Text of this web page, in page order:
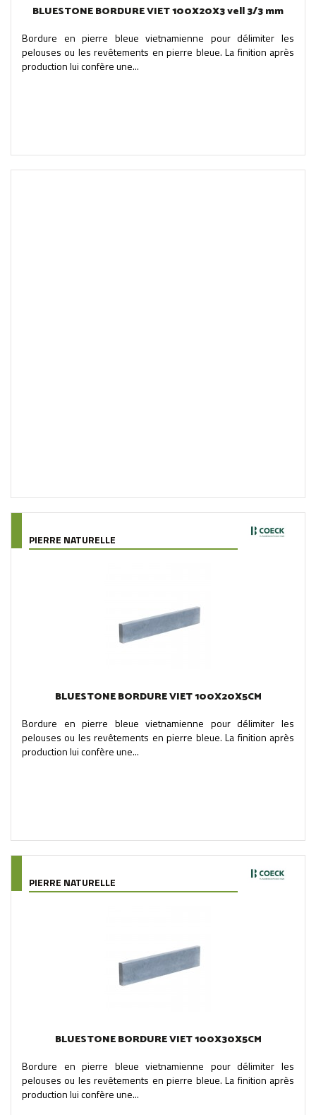
BLUESTONE BORDURE VIET 100X20X3 vell 3/3 mm
Bordure en pierre bleue vietnamienne pour délimiter les
pelouses ou les revêtements en pierre bleue. La finition après
production lui confère une...
PIERRE NATURELLE
BLUESTONE BORDURE VIET 100X20X5CM
Bordure en pierre bleue vietnamienne pour délimiter les
pelouses ou les revêtements en pierre bleue. La finition après
production lui confère une...
PIERRE NATURELLE
BLUESTONE BORDURE VIET 100X30X5CM
Bordure en pierre bleue vietnamienne pour délimiter les
pelouses ou les revêtements en pierre bleue. La finition après
production lui confère une...